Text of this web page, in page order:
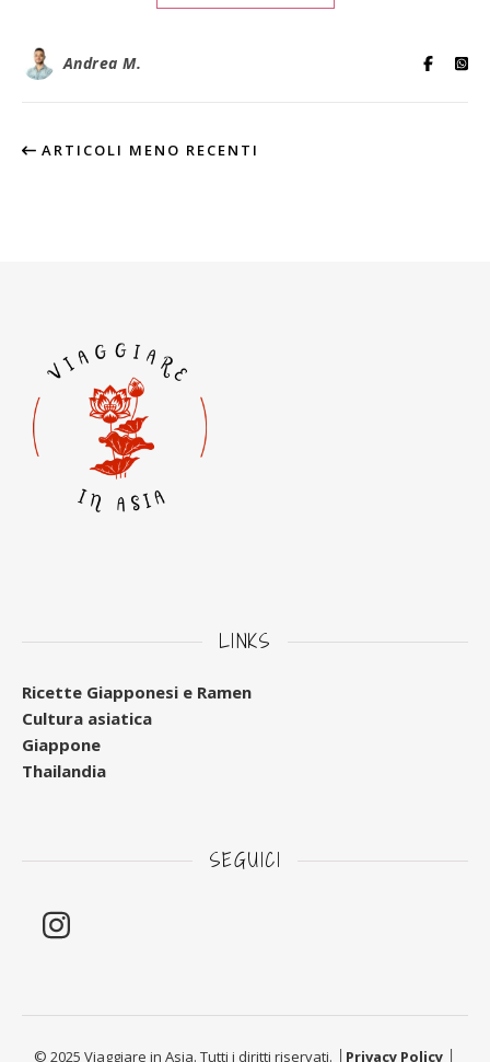
Andrea M.
ARTICOLI MENO RECENTI
LINKS
Ricette Giapponesi e Ramen
Cultura asiatica
Giappone
Thailandia
SEGUICI
© 2025 Viaggiare in Asia. Tutti i diritti riservati. │ Privacy Policy